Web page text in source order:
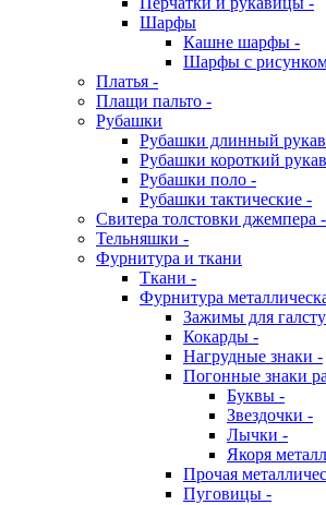
Шарфы
Кашне шарфы -
Шарфы с
Платья -
Плащи пальто -
Рубашки
Рубашки длинный
Рубашки короткий
Рубашки поло -
Рубашки тактические -
Свитера толстовки джемпера -
Тельняшки -
Фурнитура и ткани
Ткани -
Фурнитура
Зажимы для
Кокарды -
Нагрудные знаки -
Погонные знаки
Буквы -
Звездочки -
Лычки -
Якоря
Прочая
Пуговицы -